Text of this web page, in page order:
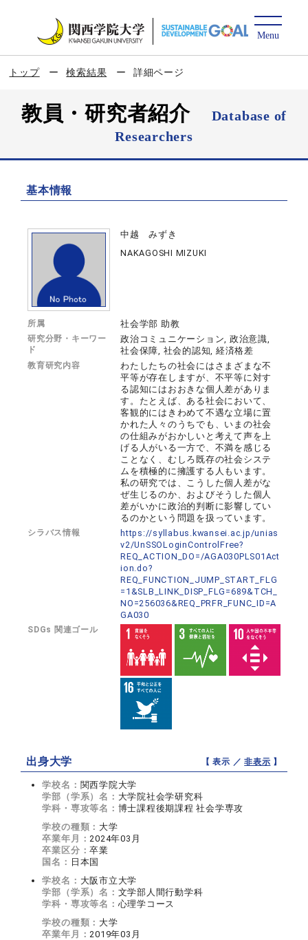
トップ 検索結果 詳細ページ
教員・研究者紹介
Database of
Researchers
基本情報
中越 みずき
NAKAGOSHI MIZUKI
所属 社会学部 助教
研究分野・キーワー
ド
政治コミュニケーション, 政治意識,
社会保障, 社会的認知, 経済格差
教育研究内容
わたしたちの社会にはさまざまな不
平等が存在しますが、不平等に対す
る認知にはおおきな個人差がありま
す。たとえば、ある社会において、
客観的にはきわめて不遇な立場に置
かれた人々のうちでも、いまの社会
の仕組みがおかしいと考えて声を上
げる人がいる一方で、不満を感じる
ことなく、むしろ既存の社会システ
ムを積極的に擁護する人もいます。
私の研究では、こうした個人差がな
ぜ生じるのか、およびそうした個人
差がいかに政治的判断に影響してい
るのかという問題を扱っています。
シラバス情報
https://syllabus.kwansei.ac.jp/unias
v2/UnSSOLoginControlFree?
REQ_ACTION_DO=/AGA030PLS01Act
ion.do?
REQ_FUNCTION_JUMP_START_FLG
=1&SLB_LINK_DISP_FLG=689&TCH_
NO=256036&REQ_PRFR_FUNC_ID=A
GA030
SDGs 関連ゴール
出身大学 【 表示 ／非表示 】
学校名： 関西学院大学
学部（学系）名： 大学院社会学研究科
学科・専攻等名： 博士課程後期課程 社会学専攻
学校の種類： 大学
卒業年月：2024年03月
卒業区分：卒業
国名： 日本国
学校名： 大阪市立大学
学部（学系）名： 文学部人間行動学科
学科・専攻等名： 心理学コース
学校の種類： 大学
卒業年月：2019年03月